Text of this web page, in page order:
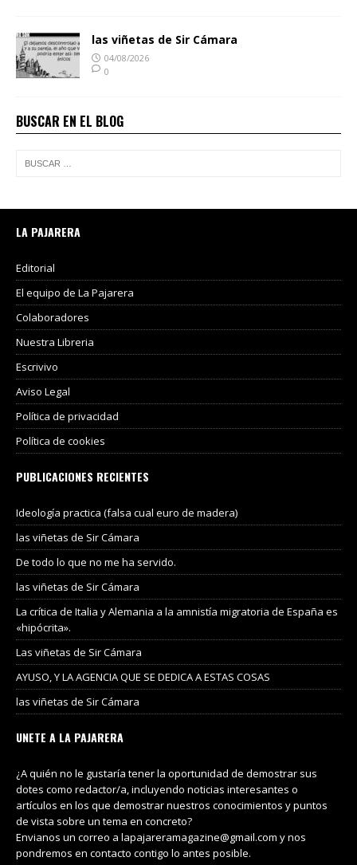
las viñetas de Sir Cámara
04/08/2026
0
BUSCAR EN EL BLOG
LA PAJARERA
Editorial
El equipo de La Pajarera
Colaboradores
Nuestra Libreria
Escrivivo
Aviso Legal
Política de privacidad
Política de cookies
PUBLICACIONES RECIENTES
Ideología practica (falsa cual euro de madera)
las viñetas de Sir Cámara
De todo lo que no me ha servido.
las viñetas de Sir Cámara
La crítica de Italia y Alemania a la amnistía migratoria de España es
«hipócrita».
Las viñetas de Sir Cámara
AYUSO, Y LA AGENCIA QUE SE DEDICA A ESTAS COSAS
las viñetas de Sir Cámara
UNETE A LA PAJARERA
¿A quién no le gustaría tener la oportunidad de demostrar sus
dotes como redactor/a, incluyendo noticias interesantes o
artículos en los que demostrar nuestros conocimientos y puntos
de vista sobre un tema en concreto?
Envianos un correo a lapajareramagazine@gmail.com y nos
pondremos en contacto contigo lo antes posible.